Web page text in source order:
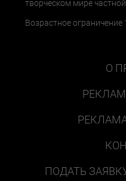
творческом мире
Возрастное ограничение
О
ПОДАТЬ